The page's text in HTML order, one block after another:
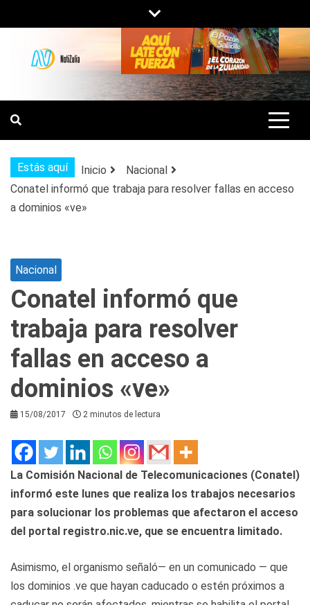
al
contenido
NOTIZULIA
NOTICIAS DEL ZULIA, VENEZUELA Y
DE INTERÉS GENERAL.
Estás aquí Inicio
Nacional
Conatel informó que trabaja para resolver fallas en acceso
a dominios «ve»
Nacional
Conatel informó que
trabaja para resolver
fallas en acceso a
dominios «ve»
15/08/2017 2 minutos de lectura
La Comisión Nacional de Telecomunicaciones (Conatel)
informó este lunes que realiza los trabajos necesarios
para solucionar los problemas que afectaron el acceso
del portal registro.nic.ve, que se encuentra limitado.
Asimismo, el organismo señaló— en un comunicado — que
los dominios .ve que hayan caducado o estén próximos a